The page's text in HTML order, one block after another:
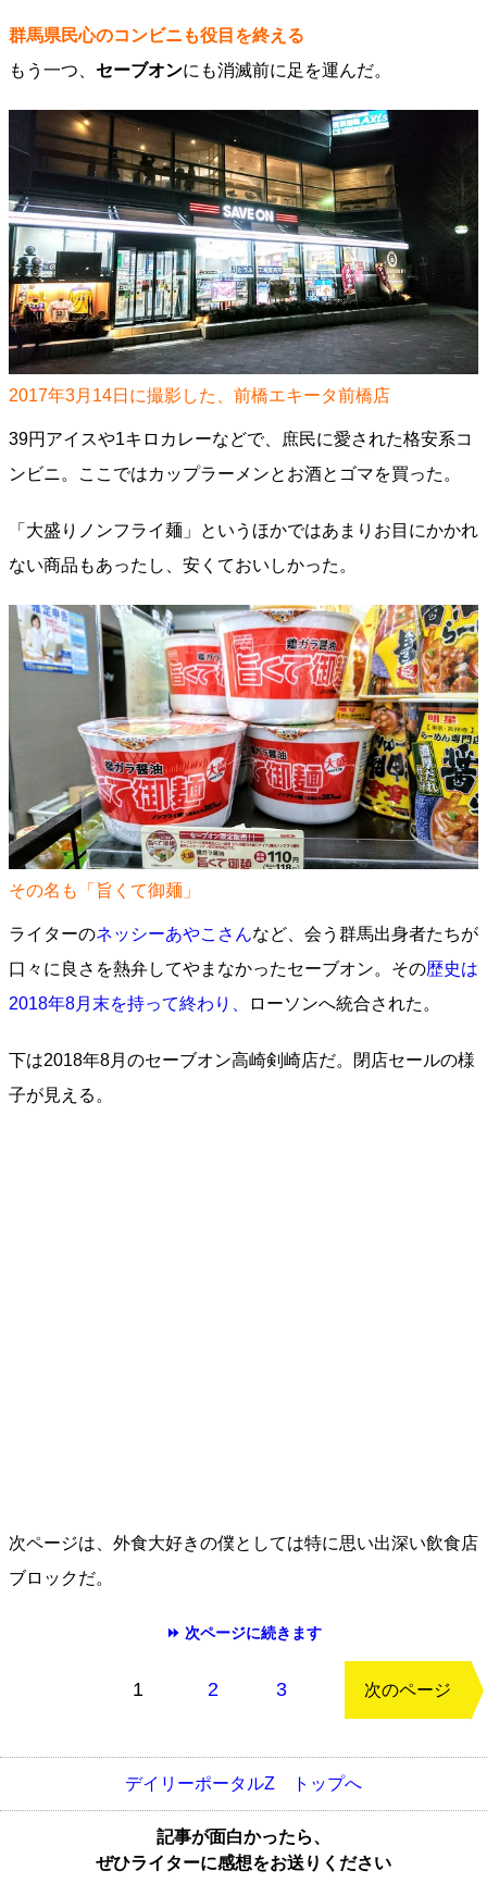
群馬県民心のコンビニも役目を終える
もう一つ、 セーブオンにも消滅前に足を運んだ。
2017年3月14日に撮影した、前橋エキータ前橋店
39円アイスや1キロカレーなどで、庶民に愛された格安系コ
ンビニ。ここではカップラーメンとお酒とゴマを買った。
「大盛りノンフライ麺」というほかではあまりお目にかかれ
ない商品もあったし、安くておいしかった。
その名も「旨くて御麺」
ライターのネッシーあやこさんなど、会う群馬出身者たちが
口々に良さを熱弁してやまなかったセーブオン。その歴史は
2018年8月末を持って終わり、
ローソンへ統合された。
下は2018年8月のセーブオン高崎剣崎店だ。閉店セールの様
子が見える。
次ページは、外食大好きの僕としては特に思い出深い飲食店
ブロックだ。
⏩ 次ページに続きます
1 2 3 次のページ
デイリーポータルZ トップへ
記事が面白かったら、
ぜひライターに感想をお送りください